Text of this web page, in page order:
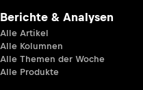
Berichte & Analysen
Alle Artikel
Alle Kolumnen
Alle Themen der Woche
Alle Produkte